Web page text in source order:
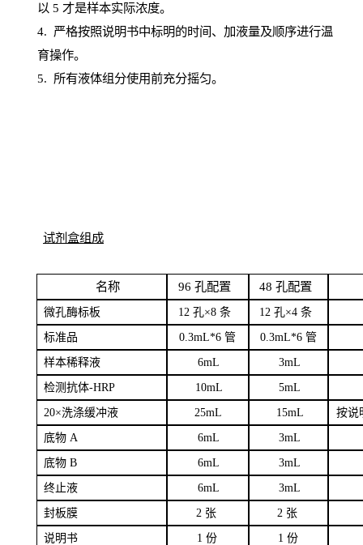
以 5 才是样本实际浓度。
4. 严格按照说明书中标明的时间、加液量及顺序进行温
育操作。
5. 所有液体组分使用前充分摇匀。
试剂盒组成
名称 96 孔配置 48 孔配置
微孔酶标板 12 孔×8 条 12 孔×4 条
标准品 0.3mL*6 管 0.3mL*6 管
样本稀释液 6mL 3mL
检测抗体-HRP 10mL 5mL
20×洗涤缓冲液 25mL 15mL 按说
底物A 6mL 3mL
底物B 6mL 3mL
终止液 6mL 3mL
封板膜 2 张 2 张
说明书 1 份 1 份